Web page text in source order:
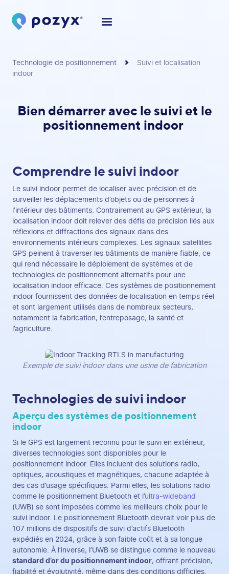
Technologie de positionnement
Suivi et localisation
indoor
Bien démarrer avec le suivi et le
positionnement indoor
Comprendre le suivi indoor
Le suivi indoor permet de localiser avec précision et de
surveiller les déplacements d’objets ou de personnes à
l’intérieur des bâtiments. Contrairement au GPS extérieur, la
localisation indoor doit relever des défis de précision liés aux
réflexions et diffractions des signaux dans des
environnements intérieurs complexes. Les signaux satellites
GPS peinent à traverser les bâtiments de manière fiable, ce
qui rend nécessaire le déploiement de systèmes et de
technologies de positionnement alternatifs pour une
localisation indoor efficace. Ces systèmes de positionnement
indoor fournissent des données de localisation en temps réel
et sont largement utilisés dans de nombreux secteurs,
notamment la fabrication, l’entreposage, la santé et
l’agriculture.
Exemple de suivi indoor dans une usine de fabrication
Technologies de suivi indoor
Aperçu des systèmes de positionnement
indoor
Si le GPS est largement reconnu pour le suivi en extérieur,
diverses technologies sont disponibles pour le
positionnement indoor. Elles incluent des solutions radio,
optiques, acoustiques et magnétiques, chacune adaptée à
des cas d’usage spécifiques. Parmi elles, les solutions radio
comme le positionnement Bluetooth et l’ultra-wideband
(UWB) se sont imposées comme les meilleurs choix pour le
suivi indoor. Le positionnement Bluetooth devrait voir plus de
107 millions de dispositifs de suivi d’actifs Bluetooth
expédiés en 2024, grâce à son faible coût et à sa longue
autonomie. À l’inverse, l’UWB se distingue comme le nouveau
standard d’or du positionnement indoor, offrant précision,
fiabilité et évolutivité, même dans des conditions difficiles.